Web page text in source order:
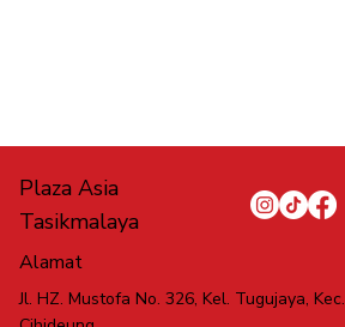
Jl. HZ. Mustofa No. 326, Kel. Tugujaya, Kec.
Alamat
Plaza Asia
Tasikmalaya